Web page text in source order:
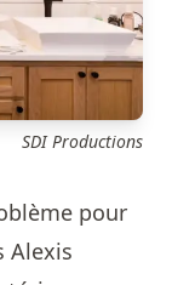
SDI Productions
pour
Alexis